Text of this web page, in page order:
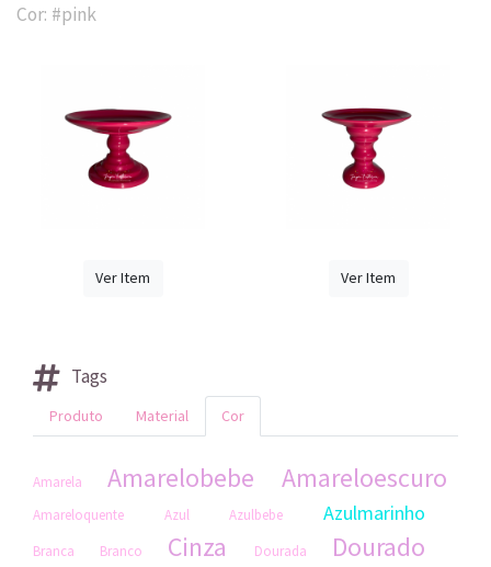
Cor: #pink
Ver Item Ver Item
Tags
Produto Material Cor
Amarela Amarelobebe Amareloescuro
Amareloquente Azul Azulbebe Azulmarinho
Branca Branco Cinza Dourada Dourado